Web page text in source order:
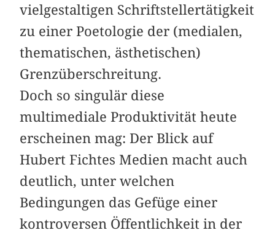
vielgestaltigen Schriftstellertätigkeit
zu einer Poetologie der (medialen,
thematischen, ästhetischen)
Grenzüberschreitung.
Doch so singulär diese
multimediale Produktivität heute
erscheinen mag: Der Blick auf
Hubert Fichtes Medien macht auch
deutlich, unter welchen
Bedingungen das Gefüge einer
kontroversen Öffentlichkeit in der